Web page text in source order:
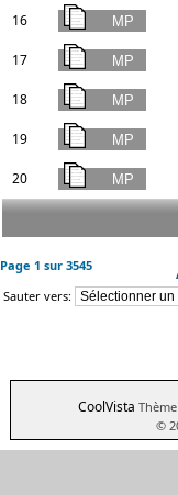
16
17
18
19
20
Page 1 sur 3545
Sauter vers:
CoolVista
©